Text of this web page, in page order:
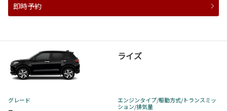
即時予約
ライズ
グレード エンジンタイプ/駆動方式/トランスミッ
ション/排気量